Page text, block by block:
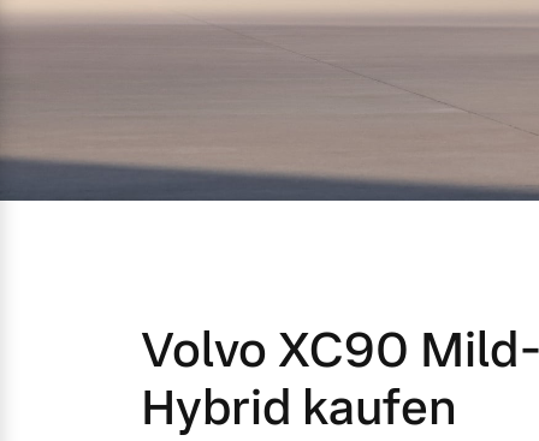
3 Modelle
Mild-Hybrid
Geschäftskunden
Editionsmodelle
Aktuelle Angebote
Über uns
Volvo XC90 Mild-
Hybrid kaufen